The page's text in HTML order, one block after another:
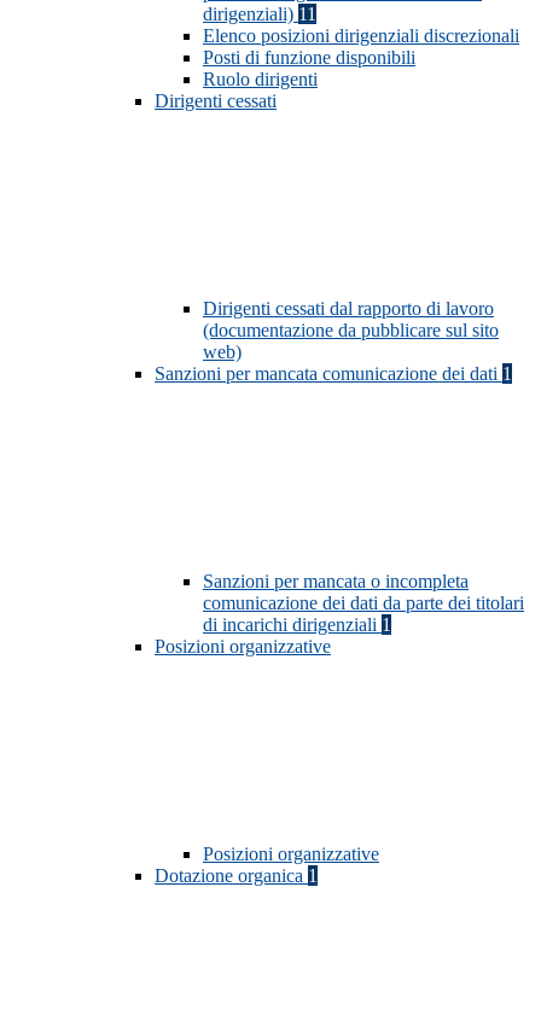
dirigenziali) 11
Elenco posizioni dirigenziali discrezionali
Posti di funzione disponibili
Ruolo dirigenti
Dirigenti cessati
Dirigenti cessati dal rapporto di lavoro
(documentazione da pubblicare sul sito
web)
Sanzioni per mancata comunicazione dei dati 1
Sanzioni per mancata o incompleta
comunicazione dei dati da parte dei titolari
di incarichi dirigenziali 1
Posizioni organizzative
Posizioni organizzative
Dotazione organica 1